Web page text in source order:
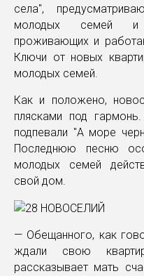
села",
молодых семей и
проживающих и
Ключи от новых
молодых семей.
Как и положено,
плясками под
подпевали "А море
Последнюю песню
молодых семей
свой дом.
— Обещанного, как
ждали свою
рассказывает мать